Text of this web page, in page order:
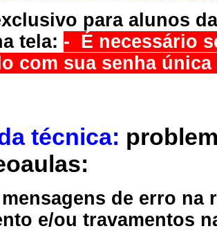
para alunos
tela: - É necessário
com sua senha
técnica:
de erro
e/ou travamentos